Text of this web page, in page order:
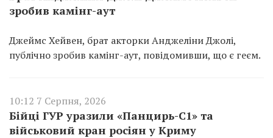
зробив камінг-аут
Джеймс Хейвен, брат акторки Анджеліни Джолі,
публічно зробив камінг-аут, повідомивши, що є геєм.
10:12 7 Серпня, 2026
Бійці ГУР уразили «Панцирь-С1» та
військовий кран росіян у Криму